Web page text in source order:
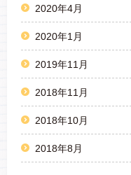
2020年4月
2020年1月
2019年11月
2018年11月
2018年10月
2018年8月